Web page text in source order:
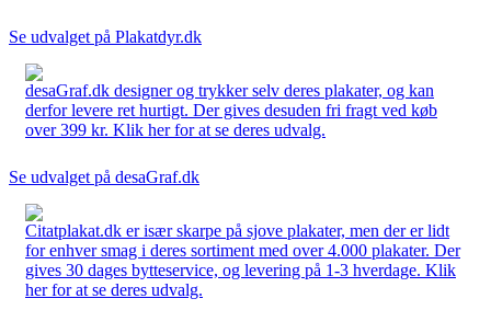
Se udvalget på Plakatdyr.dk
desaGraf.dk designer og trykker selv deres plakater, og kan
derfor levere ret hurtigt. Der gives desuden fri fragt ved køb
over 399 kr. Klik her for at se deres udvalg.
Se udvalget på desaGraf.dk
Citatplakat.dk er især skarpe på sjove plakater, men der er lidt
for enhver smag i deres sortiment med over 4.000 plakater. Der
gives 30 dages bytteservice, og levering på 1-3 hverdage. Klik
her for at se deres udvalg.